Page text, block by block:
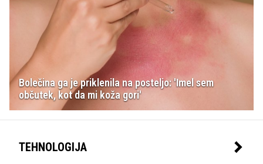
Bolečina ga je priklenila na posteljo: 'Imel sem
občutek, kot da mi koža gori'
TEHNOLOGIJA